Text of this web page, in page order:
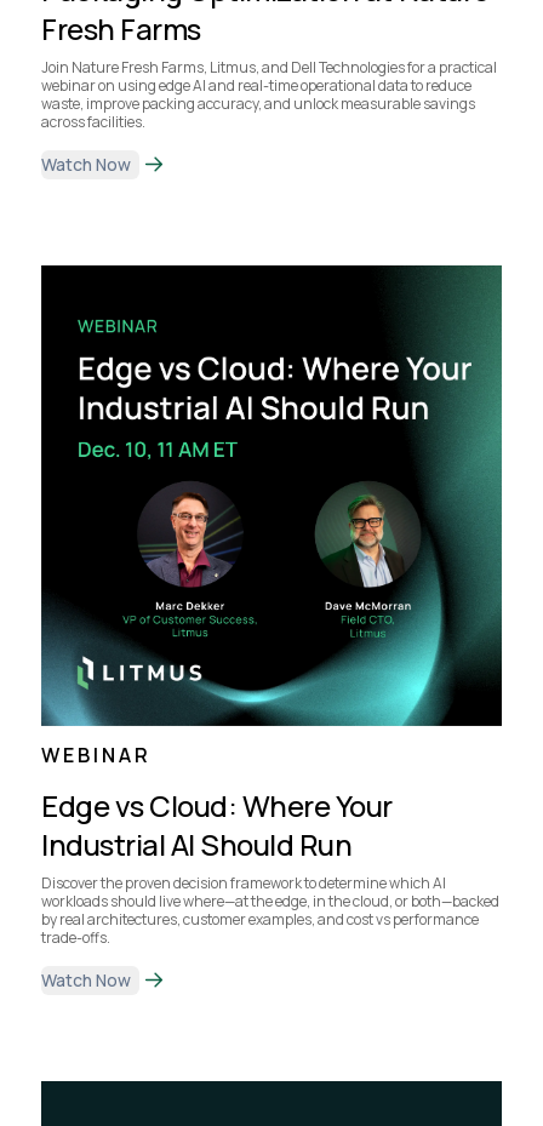
Fresh Farms
Join Nature Fresh Farms, Litmus, and Dell Technologies for a practical
webinar on using edge AI and real-time operational data to reduce
waste, improve packing accuracy, and unlock measurable savings
across facilities.
Watch Now
WEBINAR
Edge vs Cloud: Where Your
Industrial AI Should Run
Discover the proven decision framework to determine which AI
workloads should live where—at the edge, in the cloud, or both—backed
by real architectures, customer examples, and cost vs performance
trade-offs.
Watch Now